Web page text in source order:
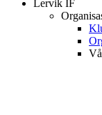
Lervik IF